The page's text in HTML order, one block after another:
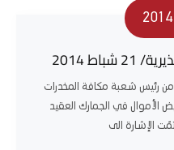
2014
من رئيس شعبة مكافة المخدرات
الأموال في الجمارك العقيد
الإشارة الى